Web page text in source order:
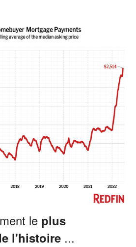
le plus
l'histoire ...